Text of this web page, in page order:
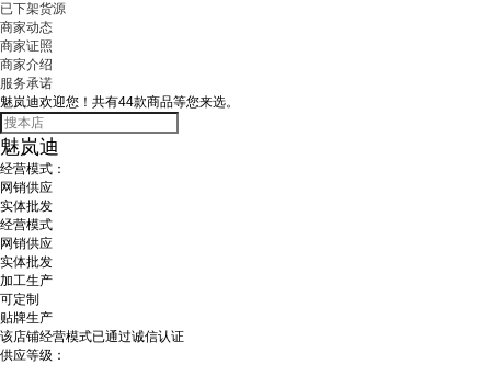
已下架货源
商家动态
商家证照
商家介绍
服务承诺
魅岚迪欢迎您！共有44款商品等您来选。
魅岚迪
经营模式：
网销供应
实体批发
经营模式
网销供应
实体批发
加工生产
可定制
贴牌生产
该店铺经营模式已通过诚信认证
供应等级：